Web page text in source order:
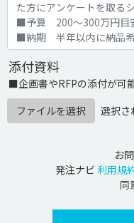
添付資料
■企画書やRFPの添付が可
ファイルを選択
選択さ
お
発注ナビ 利用規
同